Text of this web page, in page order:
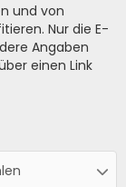
und von
Nur die E-
Angaben
einen Link